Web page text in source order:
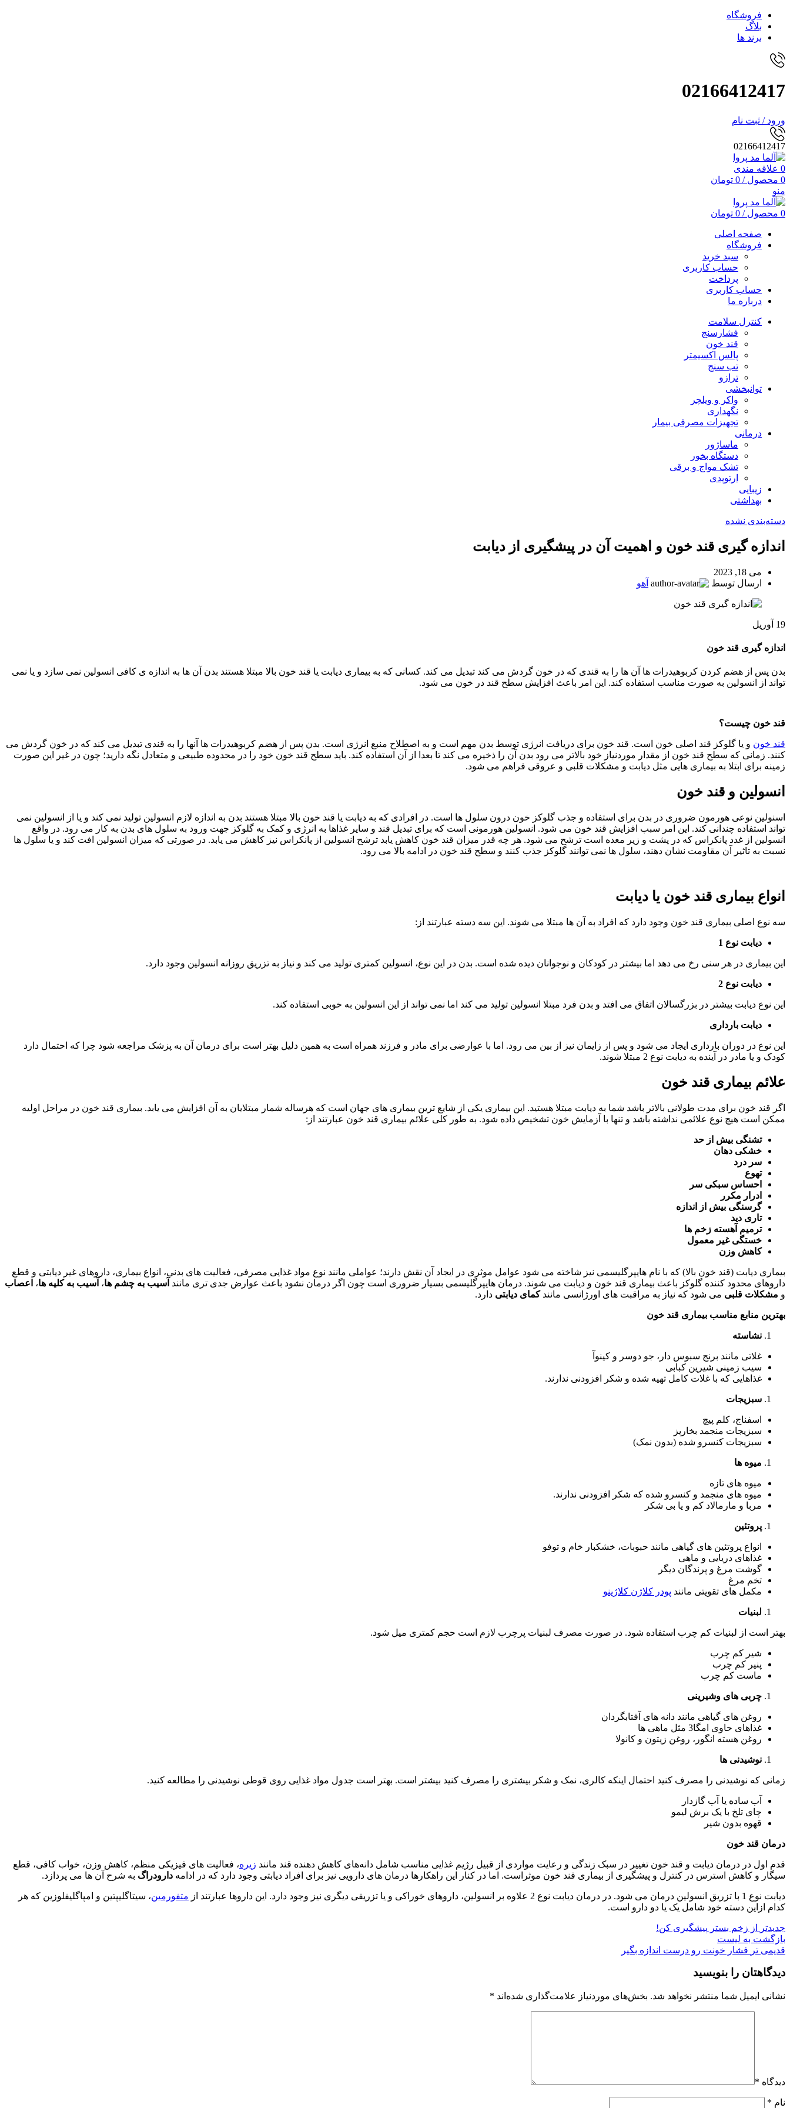
فروشگاه
بلاگ
برند ها
02166412417
ورود / ثبت نام
02166412417
0 علاقه مندی
0 محصول /
0 تومان
منو
0 محصول /
0 تومان
صفحه اصلی
فروشگاه
سبد خرید
حساب کاربری
پرداخت
حساب کاربری
درباره ما
کنترل سلامت
فشارسنج
قند خون
پالس اکسیمتر
تب سنج
ترازو
توانبخشی
واکر و ویلچر
نگهداری
تجهیزات مصرفی بیمار
درمانی
ماساژور
دستگاه بخور
تشک مواج و برقی
ارتوپدی
زیبایی
بهداشتی
دسته‌بندی نشده
اندازه گیری قند خون و اهمیت آن در پیشگیری از دیابت
می 18, 2023
ارسال توسط
آهو
19 آوریل
اندازه گیری قند خون
بدن پس از هضم کردن کربوهیدرات ها آن ها را به قندی که در خون گردش می کند تبدیل می کند. کسانی که به بیماری دیابت یا قند خون بالا مبتلا هستند بدن آن ها به اندازه ی کافی انسولین نمی سازد و یا نمی
تواند از انسولین به صورت مناسب استفاده کند. این امر باعث افزایش سطح قند در خون می شود.
قند خون چیست؟
قند خون و یا گلوکز قند اصلی خون است. قند خون برای دریافت انرژی توسط بدن مهم است و به اصطلاح منبع انرژی است. بدن پس از هضم کربوهیدرات ها آنها را به قندی تبدیل می کند که در خون گردش می
کنند. زمانی که سطح قند خون از مقدار موردنیاز خود بالاتر می رود بدن آن را ذخیره می کند تا بعدا از آن استفاده کند. باید سطح قند خون خود را در محدوده طبیعی و متعادل نگه دارید؛ چون در غیر این صورت
زمینه برای ابتلا به بیماری هایی مثل دیابت و مشکلات قلبی و عروقی فراهم می شود.
انسولین و قند خون
اسنولین نوعی هورمون ضروری در بدن برای استفاده و جذب گلوکز خون درون سلول ها است. در افرادی که به دیابت یا قند خون بالا مبتلا هستند بدن به اندازه لازم انسولین تولید نمی کند و یا از انسولین نمی
تواند استفاده چندانی کند. این امر سبب افزایش قند خون می شود. انسولین هورمونی است که برای تبدیل قند و سایر غذاها به انرژی و کمک به گلوکز جهت ورود به سلول های بدن به کار می رود. در واقع
انسولین از غدد پانکراس که در پشت و زیر معده است ترشح می شود. هر چه قدر میزان قند خون کاهش یابد ترشح انسولین از پانکراس نیز کاهش می یابد. در صورتی که میزان انسولین افت کند و یا سلول ها
نسبت به تاثیر آن مقاومت نشان دهند، سلول ها نمی توانند گلوکز جذب کنند و سطح قند خون در ادامه بالا می رود.
انواع بیماری قند خون یا دیابت
سه نوع اصلی بیماری قند خون وجود دارد که افراد به آن ها مبتلا می شوند. این سه دسته عبارتند از:
دیابت نوع 1
این بیماری در هر سنی رخ می دهد اما بیشتر در کودکان و نوجوانان دیده شده است. بدن در این نوع، انسولین کمتری تولید می کند و نیاز به تزریق روزانه انسولین وجود دارد.
دیابت نوع 2
این نوع دیابت بیشتر در بزرگسالان اتفاق می افتد و بدن فرد مبتلا انسولین تولید می کند اما نمی تواند از این انسولین به خوبی استفاده کند.
دیابت بارداری
این نوع در دوران بارداری ایجاد می شود و پس از زایمان نیز از بین می رود. اما با عوارضی برای مادر و فرزند همراه است به همین دلیل بهتر است برای درمان آن به پزشک مراجعه شود چرا که احتمال دارد
کودک و یا مادر در آینده به دیابت نوع 2 مبتلا شوند.
علائم بیماری قند خون
اگر قند خون برای مدت طولانی بالاتر باشد شما به دیابت مبتلا هستید. این بیماری یکی از شایع ترین بیماری های جهان است که هرساله شمار مبتلایان به آن افزایش می یابد. بیماری قند خون در مراحل اولیه
ممکن است هیچ نوع علائمی نداشته باشد و تنها با آزمایش خون تشخیص داده شود. به طور کلی علائم بیماری قند خون عبارتند از:
تشنگی بیش از حد
خشکی دهان
سر درد
تهوع
احساس سبکی سر
ادرار مکرر
گرسنگی بیش از اندازه
تاری دید
ترمیم آهسته زخم ها
خستگی غیر معمول
کاهش وزن
بیماری دیابت (قند خون بالا) که با نام هایپرگلیسمی نیز شاخته می شود عوامل موثری در ایجاد آن نقش دارند؛ عواملی مانند نوع مواد غذایی مصرفی، فعالیت های بدنی، انواع بیماری، داروهای غیر دیابتی و قطع
داروهای محدود کننده گلوکز باعث بیماری قند خون و دیابت می شوند. درمان هایپرگلیسمی بسیار ضروری است چون اگر درمان نشود باعث عوارض جدی تری مانند آسیب به چشم ها، آسیب به کلیه ها، اعصاب
و مشکلات قلبی می شود که نیاز به مراقبت های اورژانسی مانندکمای دیابتی دارد.
بهترین منابع مناسب بیماری قند خون
نشاسته
غلاتی مانند برنج سبوس دار، جو دوسر و کینوآ
سیب زمینی شیرین کبابی
غذاهایی که با غلات کامل تهیه شده و شکر افزودنی ندارند.
سبزیجات
اسفناج، کلم پیچ
سبزیجات منجمد بخارپز
سبزیجات کنسرو شده (بدون نمک)
میوه ها
میوه های تازه
میوه های منجمد و کنسرو شده که شکر افزودنی ندارند.
مربا و مارمالاد کم و یا بی شکر
پروتئین
انواع پروتئین های گیاهی مانند حبوبات، خشکبار خام و توفو
غذاهای دریایی و ماهی
گوشت مرغ و پرندگان دیگر
تخم مرغ
مکمل های تقویتی مانند پودر کلاژن کلاژینو
لبنیات
بهتر است از لبنیات کم چرب استفاده شود. در صورت مصرف لبنیات پرچرب لازم است حجم کمتری میل شود.
شیر کم چرب
پنیر کم چرب
ماست کم چرب
چربی های وشیرینی
روغن های گیاهی مانند دانه های آفتابگردان
غذاهای حاوی امگا3 مثل ماهی ها
روغن هسته انگور، روغن زیتون و کانولا
نوشیدنی ها
زمانی که نوشیدنی را مصرف کنید احتمال اینکه کالری، نمک و شکر بیشتری را مصرف کنید بیشتر است. بهتر است جدول مواد غذایی روی قوطی نوشیدنی را مطالعه کنید.
آب ساده یا آب گازدار
چای تلخ با یک برش لیمو
قهوه بدون شیر
درمان قند خون
قدم اول در درمان دیابت و قند خون تغییر در سبک زندگی و رعایت مواردی از قبیل رژیم غذایی مناسب شامل دانه‌های کاهش دهنده قند مانند زیره، فعالیت های فیزیکی منظم، کاهش وزن، خواب کافی، قطع
سیگار و کاهش استرس در کنترل و پیشگیری از بیماری قند خون موثراست. اما در کنار این راهکارها درمان های دارویی نیز برای افراد دیابتی وجود دارد که در ادامه دارودراگ به شرح آن ها می پردازد.
دیابت نوع 1 با تزریق انسولین درمان می شود. در درمان دیابت نوع 2 علاوه بر انسولین، داروهای خوراکی و یا تزریقی دیگری نیز وجود دارد. این داروها عبارتند از متفورمین، سیتاگلیپتین و امپاگلیفلوزین که هر
کدام ازاین دسته خود شامل یک یا دو دارو است.
جدیدتر
از زخم بستر پیشگیری کن!
بازگشت به لیست
قدیمی تر فشار خونت رو درست اندازه بگیر
دیدگاهتان را بنویسید
نشانی ایمیل شما منتشر نخواهد شد. بخش‌های موردنیاز علامت‌گذاری شده‌اند *
دیدگاه *
نام *